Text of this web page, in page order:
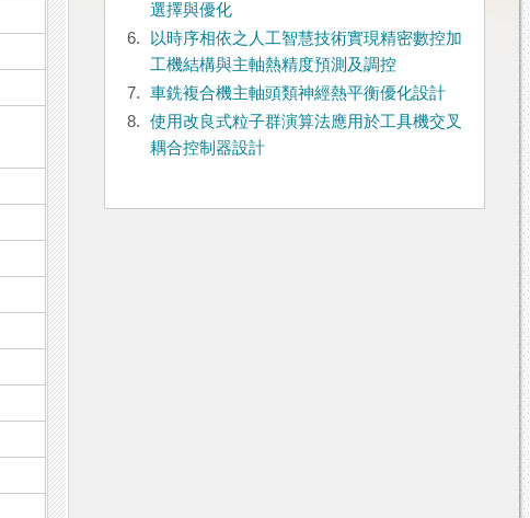
選擇與優化
6.
以時序相依之人工智慧技術實現精密數控加
工機結構與主軸熱精度預測及調控
7.
車銑複合機主軸頭類神經熱平衡優化設計
8.
使用改良式粒子群演算法應用於工具機交叉
耦合控制器設計